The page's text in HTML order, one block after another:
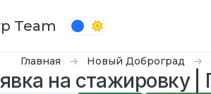
Team
Главная Новый Доброград
на стажировку |